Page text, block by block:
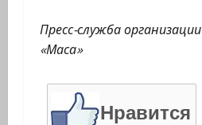
Пресс-служба организации
«Маса»
Нравится